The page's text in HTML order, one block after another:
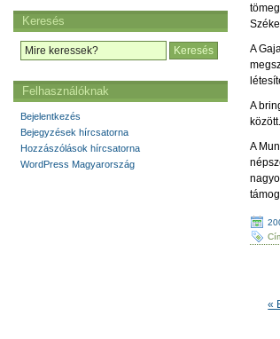
A
A
A
«
Keresés
Felhasználóknak
Bejelentkezés
Bejegyzések hírcsatorna
Hozzászólások hírcsatorna
WordPress Magyarország